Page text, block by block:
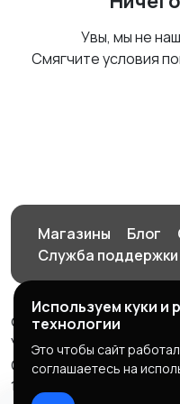
Увы, мы не
Смягчите условия
Магазины Блог
Служба поддержки
© 2026 Орен-АЙ - Авто |
Услуги
Создал Карусов Е.С
1235600008841
Используем куки и
технологии
Это чтобы сайт
соглашаетесь на